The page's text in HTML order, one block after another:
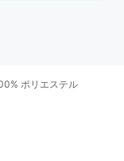
ポリエステル